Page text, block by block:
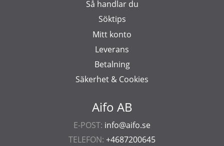
Aifo AB
E-POST: info@aifo.se
TELEFON: +4687200645
Så handlar du
Söktips
Mitt konto
Leverans
Betalning
Säkerhet & Cookies